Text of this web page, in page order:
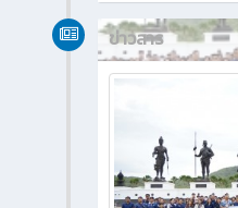
ข่าวสาร